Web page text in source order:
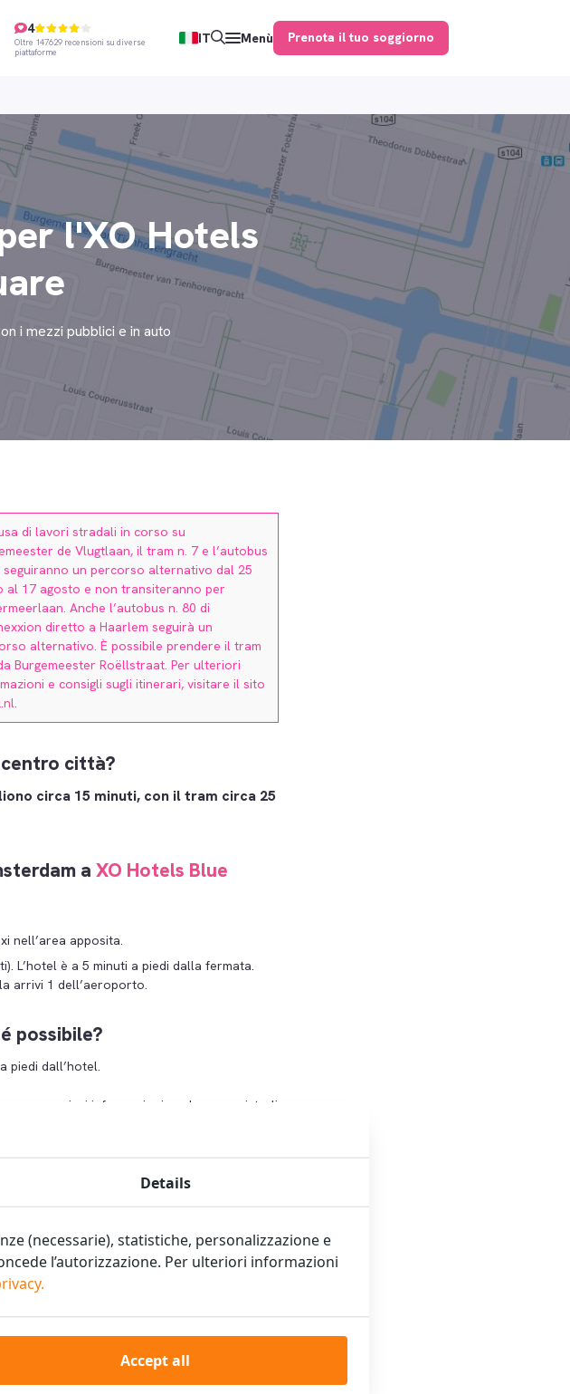
4
Oltre 147629 recensioni su diverse
piattaforme
IT Menù Prenota il tuo soggiorno
l'XO Hotels
i mezzi pubblici e in auto
di lavori stradali in corso su
de Vlugtlaan, il tram n. 7 e l’autobus
seguiranno un percorso alternativo dal 25
al 17 agosto e non transiteranno per
Anche l’autobus n. 80 di
diretto a Haarlem seguirà un
alternativo. È possibile prendere il tram
Burgemeester Roëllstraat. Per ulteriori
e consigli sugli itinerari, visitare il sito
.
centro città?
circa 15 minuti, con il tram circa 25
a XO Hotels Blue
nell’area apposita.
L’hotel è a 5 minuti a piedi dalla fermata.
arrivi 1 dell’aeroporto.
possibile?
piedi dall’hotel.
maggiori informazioni su dove acquistarli
22 minuti) dalla fermata Slotermeerlaan (5
alla fermata Leidseplein (22 minuti) o alla
dalla fermata Plein ’40-’45 (3 minuti a
Station (25 minuti) dalla fermata Plein
Details
(necessarie), statistiche, personalizzazione e
l’autorizzazione. Per ulteriori informazioni
Accept all